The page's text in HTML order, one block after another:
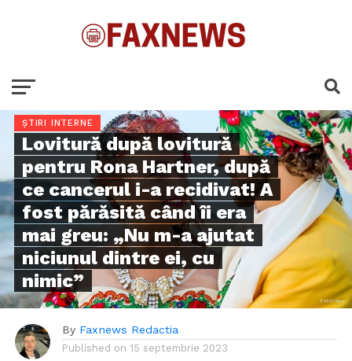
ȘTIRI INTERNE
Lovitură după lovitură
pentru Rona Hartner, după
ce cancerul i-a recidivat! A
fost părăsită când îi era
mai greu: „Nu m-a ajutat
niciunul dintre ei, cu
nimic”
By Faxnews Redactia
Published on 15 septembrie 2023